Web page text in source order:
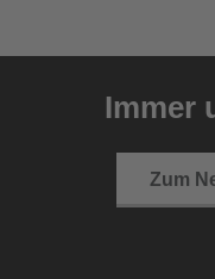
3 FarbvariantenImmer
Zum